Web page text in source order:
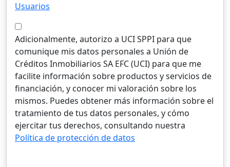
Usuarios
Adicionalmente, autorizo a UCI SPPI para que
comunique mis datos personales a Unión de
Créditos Inmobiliarios SA EFC (UCI) para que me
facilite información sobre productos y servicios de
financiación, y conocer mi valoración sobre los
mismos. Puedes obtener más información sobre el
tratamiento de tus datos personales, y cómo
ejercitar tus derechos, consultando nuestra
Política de protección de datos